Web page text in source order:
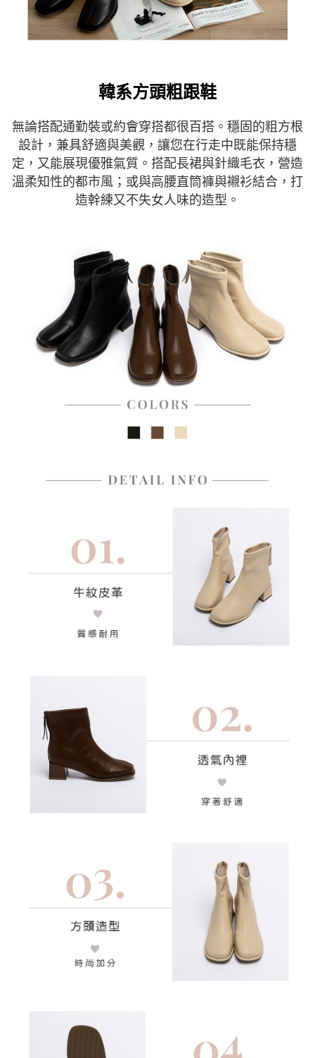
韓系方頭粗跟鞋
無論搭配通勤裝或約會穿搭都很百搭。穩固的粗方根
設計，兼具舒適與美觀，讓您在行走中既能保持穩
定，又能展現優雅氣質。搭配長裙與針織毛衣，營造
溫柔知性的都市風；或與高腰直筒褲與襯衫結合，打
造幹練又不失女人味的造型。